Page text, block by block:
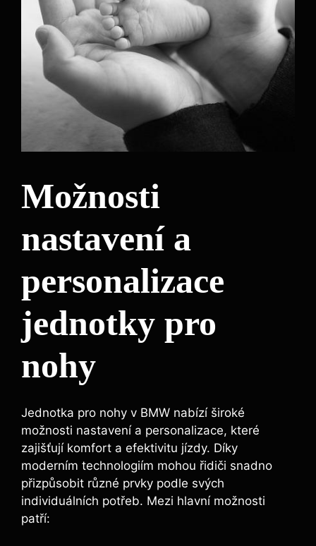
Možnosti
nastavení a
personalizace
jednotky pro
nohy
Jednotka pro nohy v BMW nabízí široké
možnosti nastavení a personalizace, které
zajišťují komfort a efektivitu jízdy. Díky
moderním technologiím mohou řidiči snadno
přizpůsobit různé prvky podle svých
individuálních potřeb. Mezi hlavní možnosti
patří: